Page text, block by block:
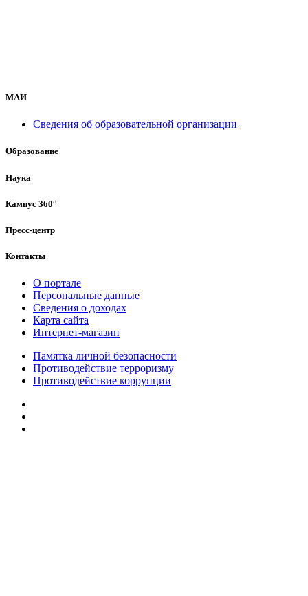
МАИ
Сведения об образовательной организации
Образование
Наука
Кампус 360°
Пресс-центр
Контакты
О портале
Персональные данные
Сведения о доходах
Карта сайта
Интернет-магазин
Памятка личной безопасности
Противодействие терроризму
Противодействие коррупции